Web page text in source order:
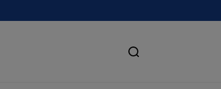
Keresés